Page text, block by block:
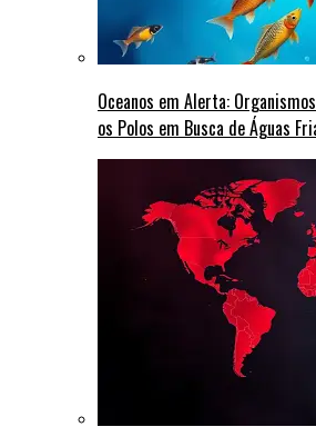
Oceanos em Alerta:
os Polos em Busca de Águas